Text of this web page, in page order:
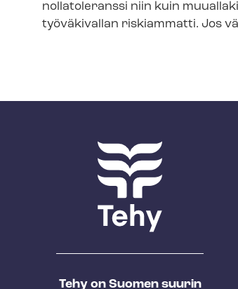
nollatoleranssi niin kuin
työväkivallan riskiammatti. Jos
Tehy on Suomen suurin